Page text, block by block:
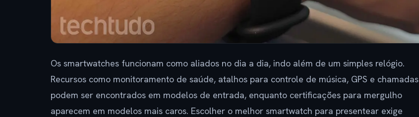
Os smartwatches funcionam como aliados no dia a dia, indo além de um simples relógio.
Recursos como monitoramento de saúde, atalhos para controle de música, GPS e chamadas
podem ser encontrados em modelos de entrada, enquanto certificações para mergulho
aparecem em modelos mais caros. Escolher o melhor smartwatch para presentear exige